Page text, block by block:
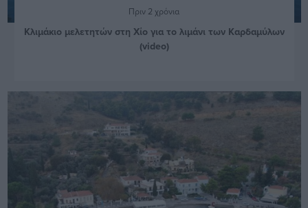
Πριν 2 χρόνια
Κλιμάκιο μελετητών στη Χίο για το λιμάνι των Καρδαμύλων
(video)